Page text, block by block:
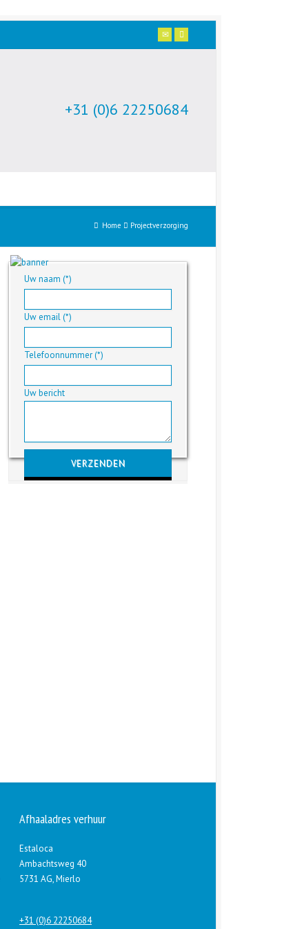
+31 (0)6 22250684
Home Projectverzorging
Uw naam (*)
Uw email (*)
Telefoonnummer (*)
Uw bericht
Afhaaladres verhuur
Estaloca
Ambachtsweg 40
5731 AG, Mierlo
+31 (0)6 22250684